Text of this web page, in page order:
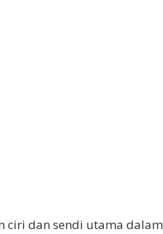
ciri dan sendi utama dalam